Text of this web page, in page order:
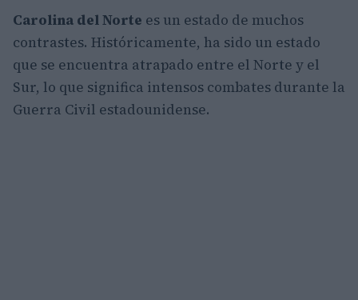
Carolina del Norte es un estado de muchos
contrastes. Históricamente, ha sido un estado
que se encuentra atrapado entre el Norte y el
Sur, lo que significa intensos combates durante la
Guerra Civil estadounidense.